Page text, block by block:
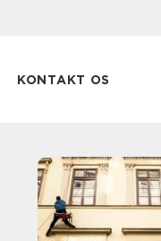
KONTAKT OS